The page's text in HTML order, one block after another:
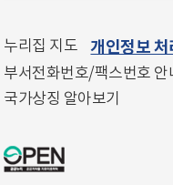
누리집 지도 개인정보 처
부서전화번호/팩스번호 안
국가상징 알아보기